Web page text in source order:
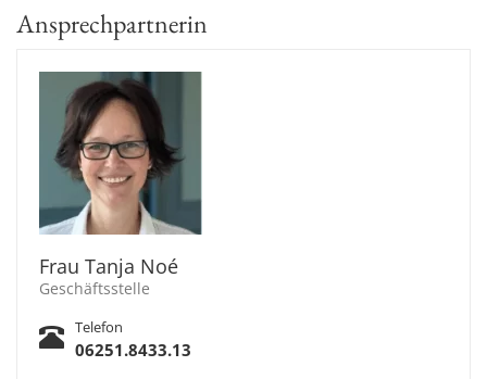
Ansprechpartnerin
Frau Tanja Noé
Geschäftsstelle
Telefon
06251.8433.13